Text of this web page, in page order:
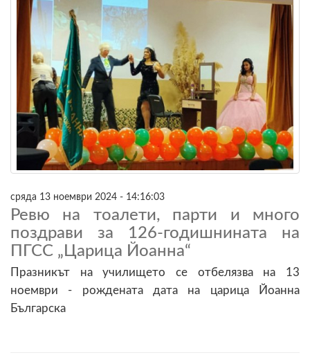
сряда 13 ноември 2024 - 14:16:03
Ревю на тоалети, парти и много
поздрави за 126-годишнината на
ПГСС „Царица Йоанна“
Празникът на училището се отбелязва на 13
ноември - рождената дата на царица Йоанна
Българска